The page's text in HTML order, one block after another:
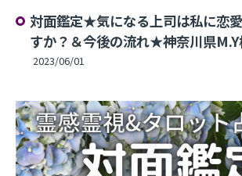
対面鑑定★気になる上司は私に恋
すか？＆今後の流れ★神奈川県
2023/06/01